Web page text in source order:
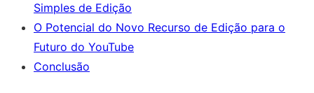
Simples de Edição
O Potencial do Novo Recurso de Edição para o
Futuro do YouTube
Conclusão